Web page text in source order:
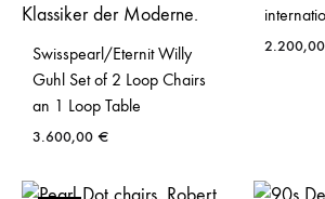
Swisspearl/Eternit Willy
Guhl Set of 2 Loop Chairs
an 1 Loop Table
3.600,00 €
2.200,00